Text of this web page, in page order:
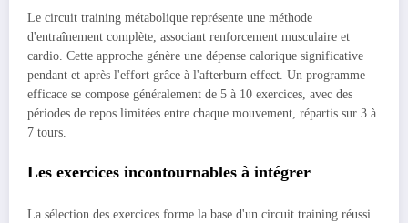
Le circuit training métabolique représente une méthode
d'entraînement complète, associant renforcement musculaire et
cardio. Cette approche génère une dépense calorique significative
pendant et après l'effort grâce à l'afterburn effect. Un programme
efficace se compose généralement de 5 à 10 exercices, avec des
périodes de repos limitées entre chaque mouvement, répartis sur 3 à
7 tours.
Les exercices incontournables à intégrer
La sélection des exercices forme la base d'un circuit training réussi.